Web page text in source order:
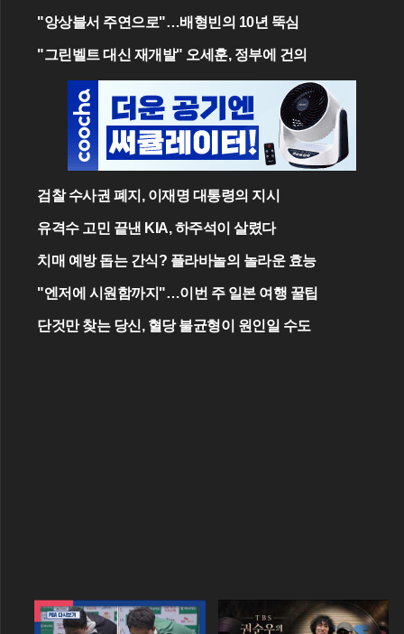
"앙상블서 주연으로"…배형빈의 10년 뚝심
"그린벨트 대신 재개발" 오세훈, 정부에 건의
검찰 수사권 폐지, 이재명 대통령의 지시
유격수 고민 끝낸 KIA, 하주석이 살렸다
치매 예방 돕는 간식? 플라바놀의 놀라운 효능
"엔저에 시원함까지"…이번 주 일본 여행 꿀팁
단것만 찾는 당신, 혈당 불균형이 원인일 수도